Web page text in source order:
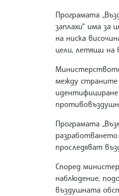
Програмата
заплахи“ има за
на ниска
цели, летящи на
между страните
Програмата
проследяват
Според
наблюдение,
въздушната